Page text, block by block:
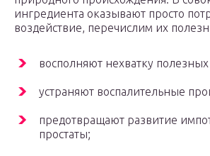
ингредиента оказывают просто
воздействие, перечислим их
восполняют нехватку
устраняют воспалительные
предотвращают развитие
простаты;